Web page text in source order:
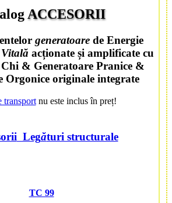
ACCESORII
generatoarede Energie
acționate și amplificate cu
& Generatoare Pranice&
Orgonice originale integrate
transportnu este inclus în preț!
Legături structurale
TC 99